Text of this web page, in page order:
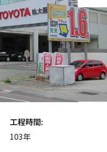
工程時間:
103年